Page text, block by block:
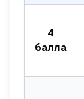
4
балла